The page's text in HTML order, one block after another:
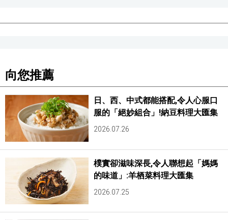
向您推薦
日、西、中式都能搭配,令人心服口
服的「絕妙組合」!納豆料理大匯集
2026.07.26
樸實卻滋味深長,令人聯想起「媽媽
的味道」:羊栖菜料理大匯集
2026.07.25